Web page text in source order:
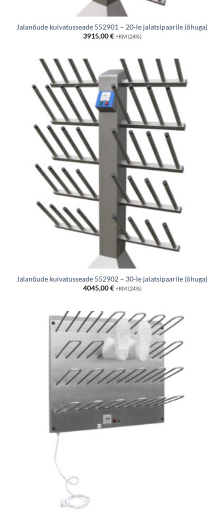
Jalanõude kuivatusseade 552901 – 20-le jalatsipaarile (õhuga)
3915,00€ +KM (24%)
Jalanõude kuivatusseade 552902 – 30-le jalatsipaarile (õhuga)
4045,00€ +KM (24%)